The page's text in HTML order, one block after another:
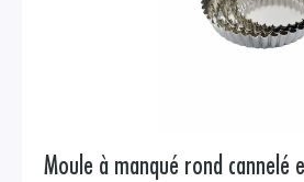
Moule à manqué rond cannelé